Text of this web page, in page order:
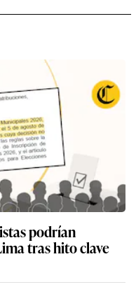
podrían
tras hito clave